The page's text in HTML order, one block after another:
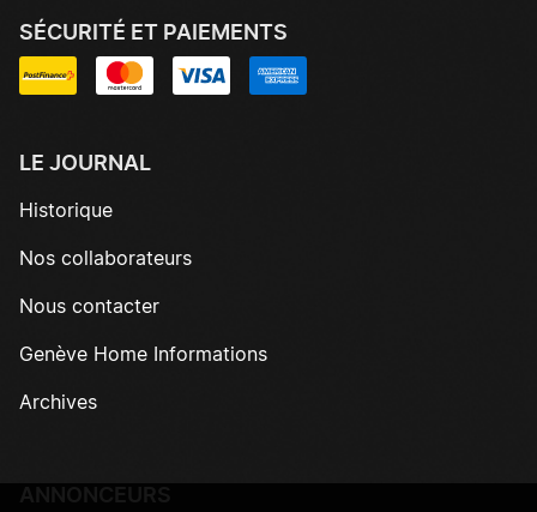
SÉCURITÉ ET PAIEMENTS
LE JOURNAL
Historique
Nos collaborateurs
Nous contacter
Genève Home Informations
Archives